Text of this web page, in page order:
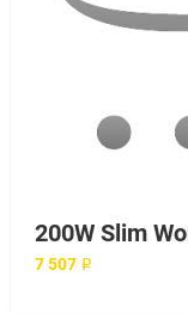
7 507 ₽